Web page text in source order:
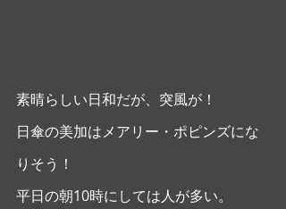
素晴らしい日和だが、突風が！
日傘の美加はメアリー・ポピンズにな
りそう！
平日の朝10時にしては人が多い。